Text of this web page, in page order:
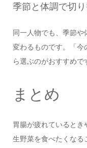
季節と体調で切
同一人物でも、季節
変わるものです。「今
ら選ぶのがおすすめで
まとめ
胃腸が疲れているとき
生野菜を食べたくなる